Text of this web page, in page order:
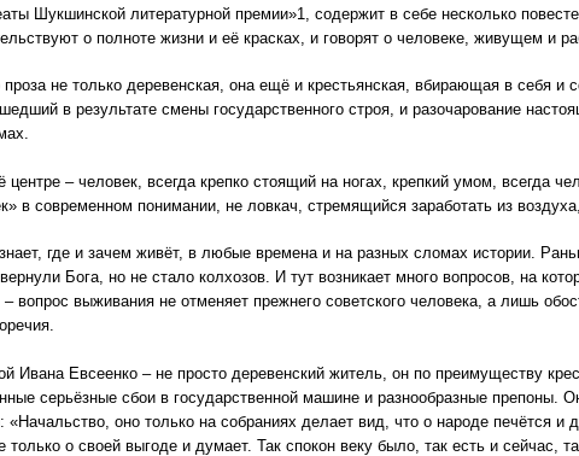
Шукшинской литературной премии»1, содержит в себе несколько
о полноте жизни и её красках, и говорят о человеке, живущем и
не только деревенская, она ещё и крестьянская, вбирающая в себя и
в результате смены государственного строя, и разочарование
– человек, всегда крепко стоящий на ногах, крепкий умом, всегда
в современном понимании, не ловкач, стремящийся заработать из
где и зачем живёт, в любые времена и на разных сломах истории.
Бога, но не стало колхозов. И тут возникает много вопросов, на
– вопрос выживания не отменяет прежнего советского человека, а лишь
Ивана Евсеенко – не просто деревенский житель, он по преимуществу
серьёзные сбои в государственной машине и разнообразные препоны.
«Начальство, оно только на собраниях делает вид, что о народе печётся и
только о своей выгоде и думает. Так спокон веку было, так есть и сейчас,